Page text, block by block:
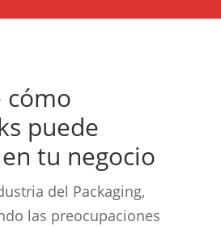
cómo
puede
tu negocio
del Packaging,
las preocupaciones